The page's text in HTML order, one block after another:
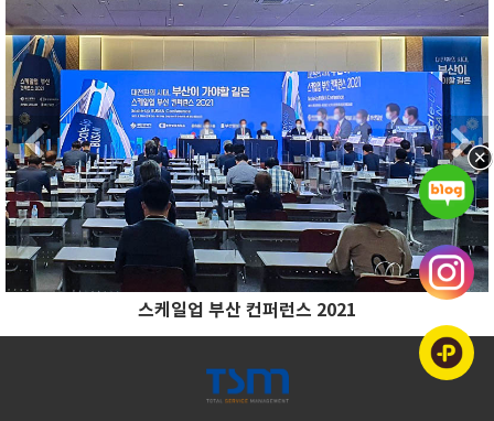
Previous
스케일업 부산 컨퍼런스 2021